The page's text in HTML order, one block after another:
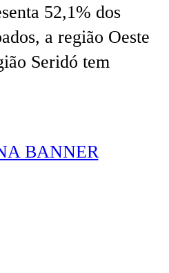
52,1% dos
a região Oeste
Seridó tem